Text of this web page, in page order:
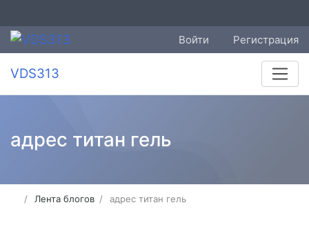
Войти Регистрация
VDS313
адрес титан гель
Лента блогов адрес титан гель